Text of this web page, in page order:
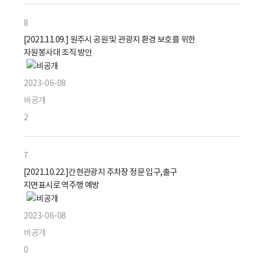
8
[2021.11.09.] 원주시 공원 및 관광지 환경 보호를 위한
자원봉사대 조직 방안
2023-06-08
비공개
2
7
[2021.10.22.]간현관광지 주차장 정문 입구,출구
지면표시로 역주행 예방
2023-06-08
비공개
0